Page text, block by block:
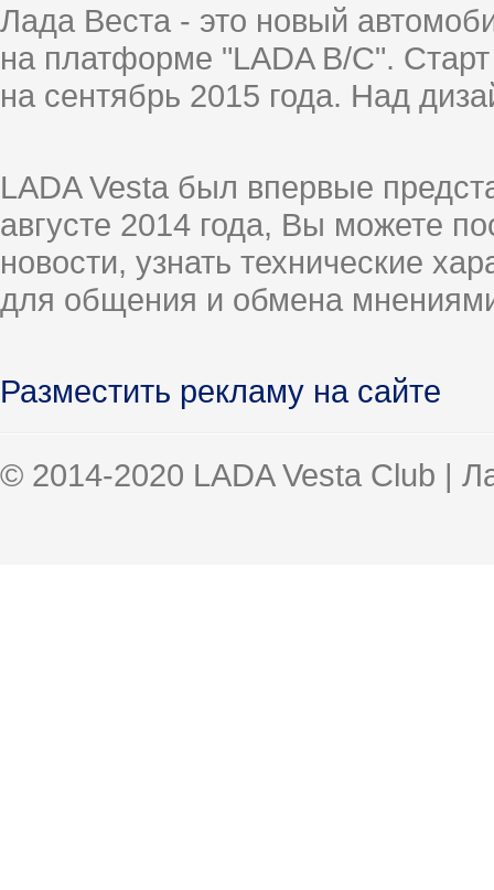
Лада Веста - это новый
на платформе "LADA B/C".
на сентябрь 2015 года. Над
LADA Vesta был впервые
августе 2014 года, Вы можете
новости, узнать технические
для общения и обмена
Разместить рекламу на сайте
© 2014-2020 LADA Vesta Club |